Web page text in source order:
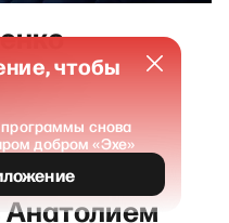
Анатолием
чтобы
снова
добром «Эхе»